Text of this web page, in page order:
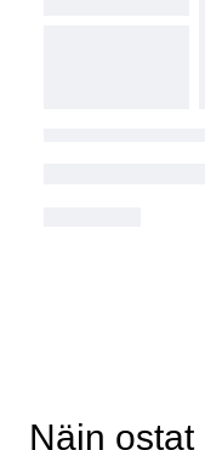
Näin ostat